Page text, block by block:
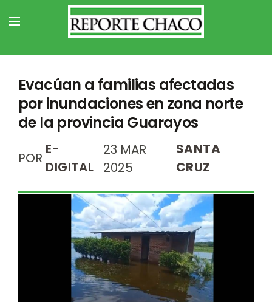
Evacúan a familias afectadas
por inundaciones en zona norte
de la provincia Guarayos
POR
E-
DIGITAL
23 MAR
2025
SANTA
CRUZ